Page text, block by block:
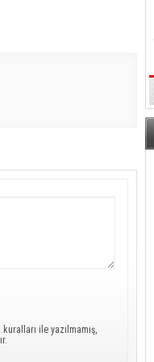
ile yazılmamış,